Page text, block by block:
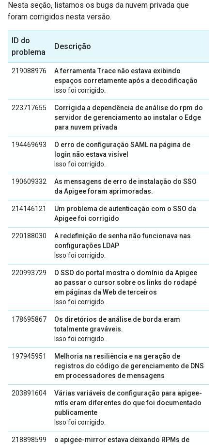
Nesta seção, listamos os bugs da nuvem privada que
foram corrigidos nesta versão.
ID do
problema
Descrição
219088976
A ferramenta Trace não estava exibindo
espaços corretamente após a decodificação
Isso foi corrigido.
223717655
Corrigida a dependência de análise do rpm do
servidor de gerenciamento ao instalar o Edge
para nuvem privada
194469693
O erro de configuração SAML na página de
login não estava visível
Isso foi corrigido.
190609332
As mensagens de erro de instalação do SSO
da Apigee foram aprimoradas.
214146121
Um problema de autenticação com o SSO da
Apigee foi corrigido
220188030
A redefinição de senha não funcionava nas
configurações LDAP
Isso foi corrigido.
220993729
O SSO do portal mostra o domínio da Apigee
ao passar o cursor sobre os links do rodapé
em páginas da Web de terceiros
Isso foi corrigido.
178695867
Os diretórios de análise de borda eram
totalmente graváveis.
Isso foi corrigido.
197945951
Melhoria na resiliência e na geração de
registros do código de gerenciamento de DNS
em processadores de mensagens
203891604
Várias variáveis de configuração para apigee-
mtls eram diferentes do que foi documentado
publicamente
Isso foi corrigido.
218898599
o apigee-mirror estava deixando RPMs de